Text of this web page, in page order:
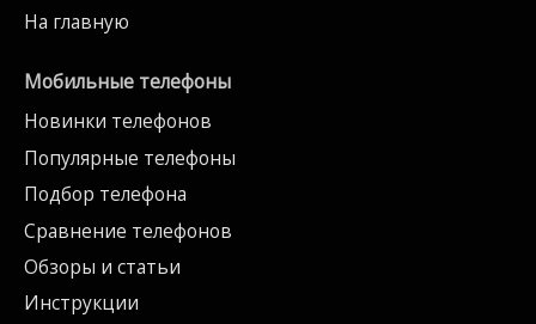
На главную
Мобильные телефоны
Новинки телефонов
Популярные телефоны
Подбор телефона
Сравнение телефонов
Обзоры и статьи
Инструкции